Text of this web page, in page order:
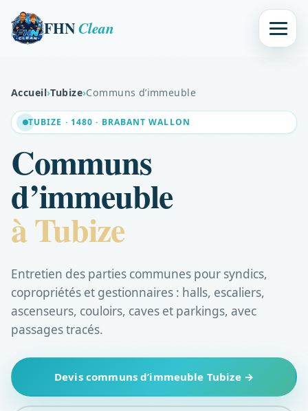
FHNClean
Accueil›Tubize›Communs d’immeuble
TUBIZE · 1480 · BRABANT WALLON
Communs
d’immeuble
à Tubize
Entretien des parties communes pour syndics,
copropriétés et gestionnaires : halls, escaliers,
ascenseurs, couloirs, caves et parkings, avec
passages tracés.
Devis communs d’immeuble Tubize →